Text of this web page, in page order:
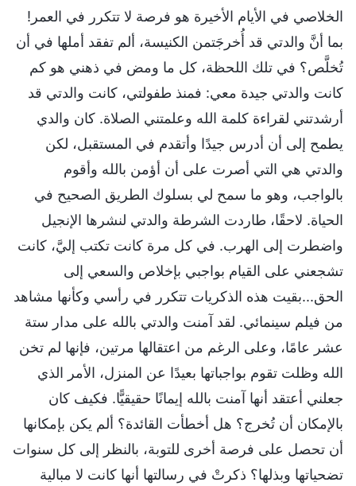
الخلاصي في الأيام الأخيرة هو فرصة لا تتكرر في العمر!
بما أنَّ والدتي قد أُخرجَتمن الكنيسة، ألم تفقد أملها في أن
تُخلَّص؟ في تلك اللحظة، كل ما ومض في ذهني هو كم
كانت والدتي جيدة معي: فمنذ طفولتي، كانت والدتي قد
أرشدتني لقراءة كلمة الله وعلمتني الصلاة. كان والدي
يطمح إلى أن أدرس جيدًا وأتقدم في المستقبل، لكن
والدتي هي التي أصرت على أن أؤمن بالله وأقوم
بالواجب، وهو ما سمح لي بسلوك الطريق الصحيح في
الحياة. لاحقًا، طاردت الشرطة والدتي لنشرها الإنجيل
واضطرت إلى الهرب. في كل مرة كانت تكتب إليَّ، كانت
تشجعني على القيام بواجبي بإخلاص والسعي إلى
الحق...بقيت هذه الذكريات تتكرر في رأسي وكأنها مشاهد
من فيلم سينمائي. لقد آمنت والدتي بالله على مدار ستة
عشر عامًا، وعلى الرغم من اعتقالها مرتين، فإنها لم تخن
الله وظلت تقوم بواجباتها بعيدًا عن المنزل، الأمر الذي
جعلني أعتقد أنها آمنت بالله إيمانًا حقيقيًّا. فكيف كان
بالإمكان أن تُخرج؟ هل أخطأت القائدة؟ ألم يكن بإمكانها
أن تحصل على فرصة أخرى للتوبة، بالنظر إلى كل سنوات
تضحياتها وبذلها؟ ذكرتْ في رسالتها أنها كانت لا مبالية